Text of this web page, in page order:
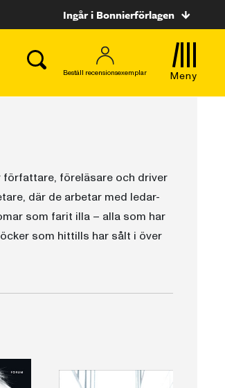
Ingår i Bonnierförlagen
Beställ recensionsexemplar Meny
författare, föreläsare och driver
där de arbetar med ledar-
som farit illa – alla som har
som hittills har sålt i över